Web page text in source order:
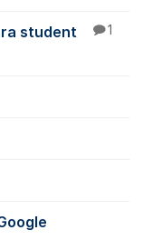
student
1